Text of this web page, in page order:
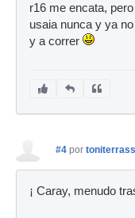
r16 me encata,
usaia nunca y ya
y a correr
#4 por
¡ Caray, menudo